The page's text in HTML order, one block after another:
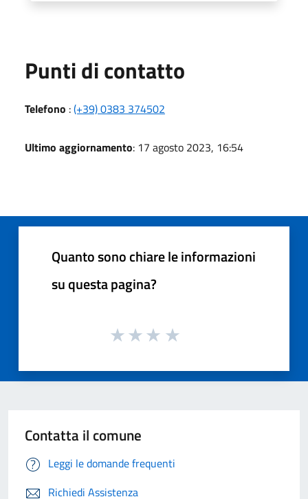
Punti di contatto
Telefono :(+39) 0383 374502
Ultimo aggiornamento: 17 agosto 2023, 16:54
Quanto sono chiare le informazioni
su questa pagina?
Contatta il comune
Leggi le domande frequenti
Richiedi Assistenza